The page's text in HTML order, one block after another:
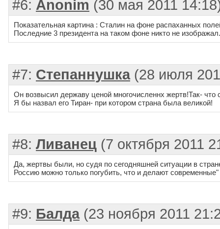
#6: Anonim (30 мая 2011
Показательная картина : Сталин на фоне распаханных
Последние 3 президента на таком фоне никто не
#7: Степаннушка(28 июля
Он возвысил державу ценой многочисленнх жертв!Так- что
Я бы назвал его Тиран- при котором страна была великой!
#8: Ливанец (7 октября 2011
Да, жертвы были, но судя по сегодняшней ситуации в
Россию можно только погубить, что и делают современные"
#9: Балда(23 ноября 2011